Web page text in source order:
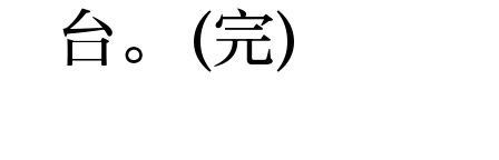
台。(完)